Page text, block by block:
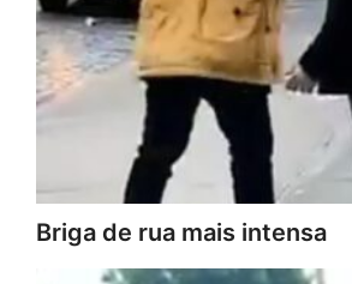
Briga de rua mais intensa